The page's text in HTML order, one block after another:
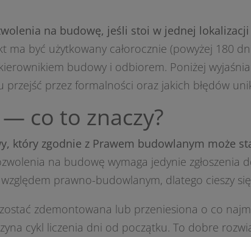
na budowę, jeśli stoi w jednej
ma być użytkowany całorocznie (powyżej 180
budowy i odbiorem. Poniżej
przez formalności oraz jakich błędów
co to znaczy?
który zgodnie z Prawem budowlanym może
na budowę wymaga jedynie zgłoszenia
prawno-budowlanym, dlatego cieszy
zdemontowana lub przeniesiona o co
cykl liczenia dni od początku. To dobre